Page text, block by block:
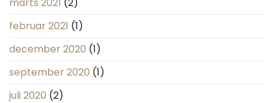
februar 2021 (1)
december 2020 (1)
september 2020 (1)
juli 2020 (2)